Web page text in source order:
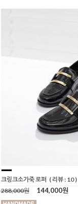
크링크소가죽 로퍼 ( 리뷰 : 10 )
288,000원
144,000원